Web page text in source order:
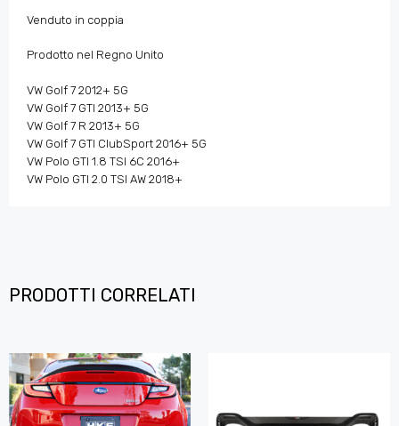
Venduto in coppia
Prodotto nel Regno Unito
VW Golf 7 2012+ 5G
VW Golf 7 GTI 2013+ 5G
VW Golf 7 R 2013+ 5G
VW Golf 7 GTI ClubSport 2016+ 5G
VW Polo GTI 1.8 TSI 6C 2016+
VW Polo GTI 2.0 TSI AW 2018+
PRODOTTI CORRELATI